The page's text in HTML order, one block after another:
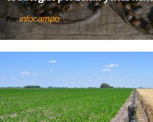
Porinfocampo